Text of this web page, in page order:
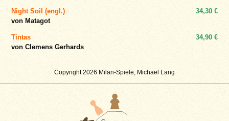
Copyright 2026 Milan-Spiele, Michael Lang
Night Soil (engl.)
von Matagot
34,30 €
Tintas
von Clemens Gerhards
34,90 €